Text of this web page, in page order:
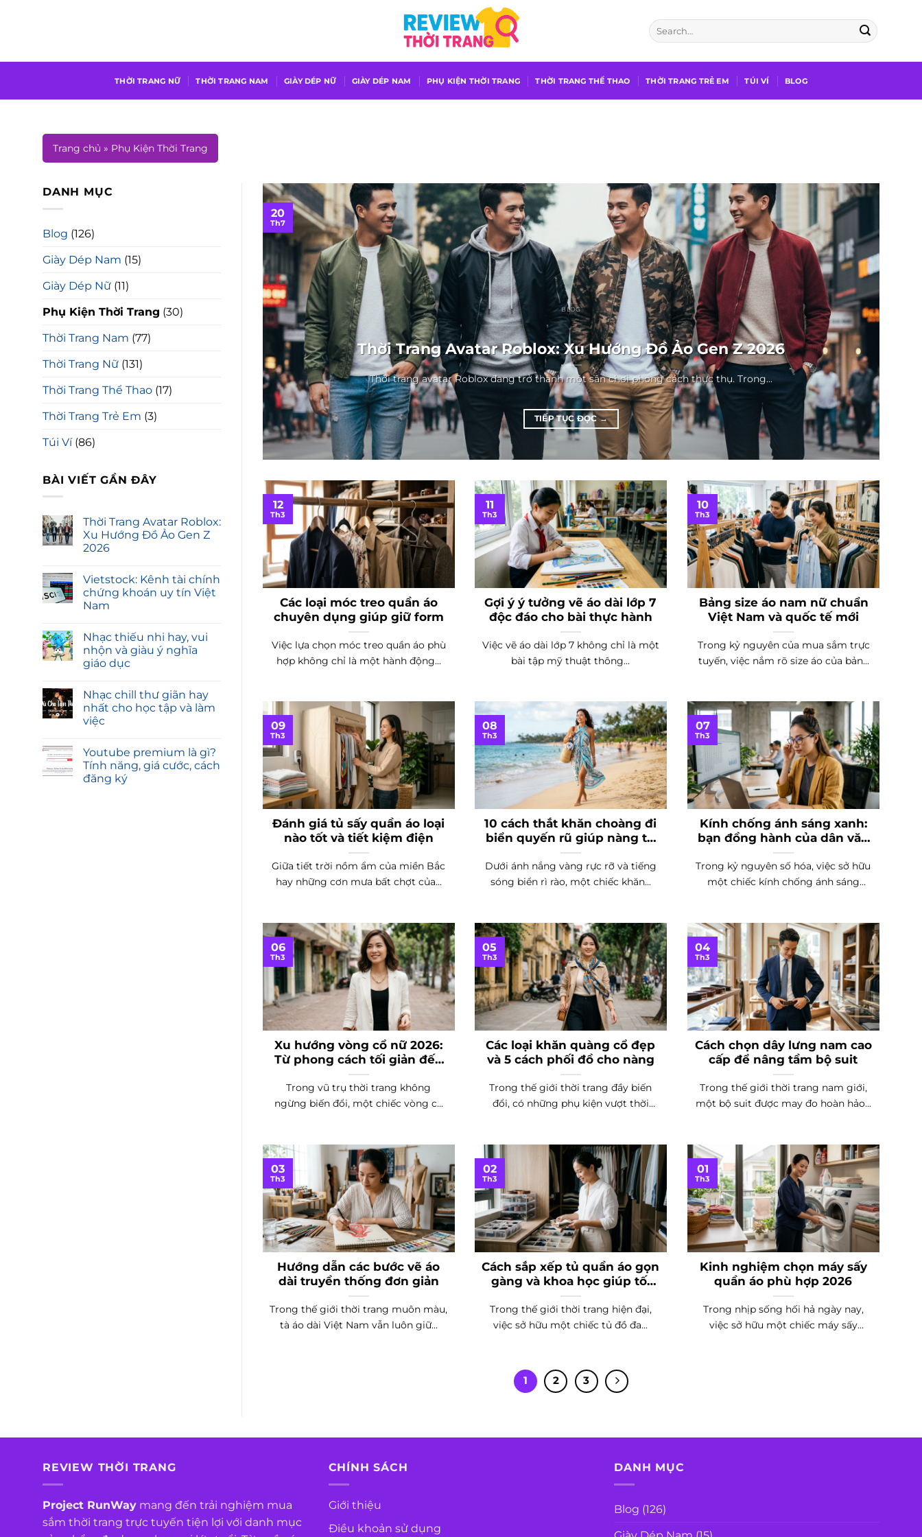
dung
THỜI TRANG NỮ THỜI TRANG NAM GIÀY DÉP NỮ GIÀY DÉP NAM PHỤ KIỆN THỜI TRANG THỜI TRANG THỂ THAO THỜI TRANG TRẺ EM TÚI VÍ BLOG
Trang chủ » Phụ Kiện Thời Trang
DANH MỤC
Blog (126)
Giày Dép Nam (15)
Giày Dép Nữ (11)
Phụ Kiện Thời Trang (30)
Thời Trang Nam (77)
Thời Trang Nữ (131)
Thời Trang Thể Thao (17)
Thời Trang Trẻ Em (3)
Túi Ví(86)
BÀI VIẾT GẦN ĐÂY
Thời Trang Avatar Roblox:
Xu Hướng Đồ Ảo Gen Z
2026
Vietstock: Kênh tài chính
chứng khoán uy tín Việt
Nam
Nhạc thiếu nhi hay, vui
nhộn và giàu ý nghĩa
giáo dục
Nhạc chill thư giãn hay
nhất cho học tập và làm
việc
Youtube premium là gì?
Tính năng, giá cước, cách
đăng ký
BLOG
Thời Trang Avatar Roblox: Xu Hướng Đồ Ảo Gen Z 2026
Thời trang avatar Roblox đang trở thành một sân chơi phong cách thực thụ. Trong...
TIẾP TỤC ĐỌC→
20
Th7
giá cước, cách
Các loại móc treo quần áo
chuyên dụng giúp giữ form
Việc lựa chọn móc treo quần áo phù
hợp không chỉ là một hành động...
12
Th3
Gợi ý ý tưởng vẽ áo dài lớp 7
độc đáo cho bài thực hành
Việc vẽ áo dài lớp 7 không chỉ là một
bài tập mỹ thuật thông...
11
Th3
Bảng size áo nam nữ chuẩn
Việt Nam và quốc tế mới
Trong kỷ nguyên của mua sắm trực
tuyến, việc nắm rõ size áo của bản...
10
Th3
Đánh giá tủ sấy quần áo loại
nào tốt và tiết kiệm điện
Giữa tiết trời nồm ẩm của miền Bắc
hay những cơn mưa bất chợt của...
09
Th3
10 cách thắt khăn choàng đi
biển quyến rũ giúp nàng tự
tin
Dưới ánh nắng vàng rực rỡ và tiếng
sóng biển rì rào, một chiếc khăn...
08
Th3
Kính chống ánh sáng xanh:
bạn đồng hành của dân văn
phòng
Trong kỷ nguyên số hóa, việc sở hữu
một chiếc kính chống ánh sáng
07
Th3
Xu hướng vòng cổ nữ 2026:
Từ phong cách tối giản đến
quý phái
Trong vũ trụ thời trang không
ngừng biến đổi, một chiếc vòng cổ
06
Th3
Các loại khăn quàng cổ đẹp
và 5 cách phối đồ cho nàng
Trong thế giới thời trang đầy biến
đổi, có những phụ kiện vượt thời
05
Th3
Cách chọn dây lưng nam cao
cấp để nâng tầm bộ suit
Trong thế giới thời trang nam giới,
một bộ suit được may đo hoàn hảo...
04
Th3
Hướng dẫn các bước vẽ áo
dài truyền thống đơn giản
Trong thế giới thời trang muôn màu,
tà áo dài Việt Nam vẫn luôn giữ...
03
Th3
Cách sắp xếp tủ quần áo gọn
gàng và khoa học giúp tối
ưu không gian
Trong thế giới thời trang hiện đại,
việc sở hữu một chiếc tủ đồ đa...
02
Th3
Kinh nghiệm chọn máy sấy
quần áo phù hợp 2026
Trong nhịp sống hối hả ngày nay,
việc sở hữu một chiếc máy sấy
01
Th3
1 2 3
REVIEW THỜI TRANG
Project RunWay mang đến trải nghiệm mua
sắm thời trang trực tuyến tiện lợi với danh mục
CHÍNH SÁCH
Giới thiệu
Điều khoản sử dụng
DANH MỤC
Blog (126)